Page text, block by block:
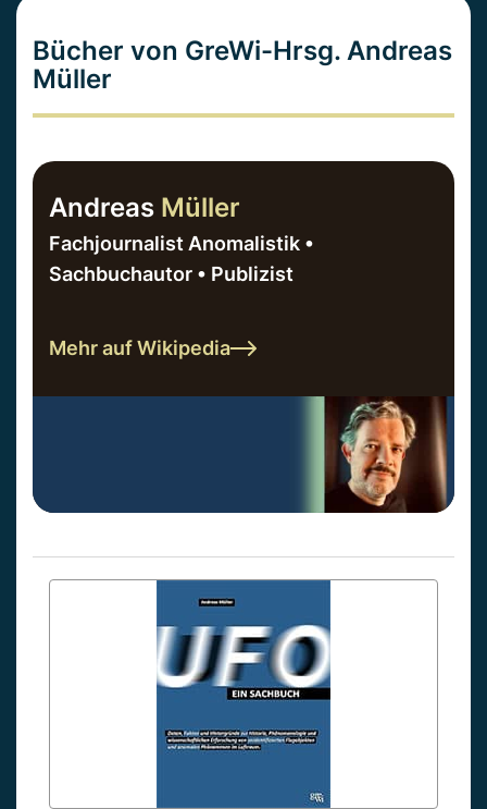
Bücher von GreWi-Hrsg. Andreas
Müller
Andreas Müller
Fachjournalist Anomalistik •
Sachbuchautor • Publizist
Mehr auf Wikipedia